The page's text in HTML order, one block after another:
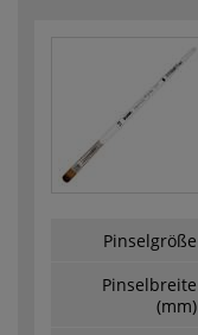
Pinselgröße
Pinselbreite
(mm)